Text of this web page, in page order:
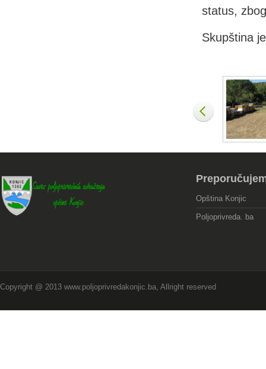
status,
Skupština
Opština Konjic
Poljoprivreda. ba
Copyright @ 2013 www.poljoprivredakonjic.ba, Allright reserved